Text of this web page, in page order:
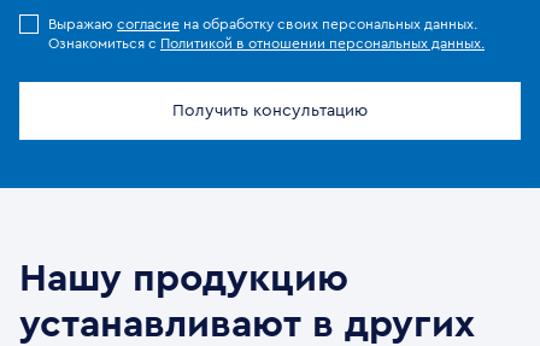
Выражаю согласие на обработку своих персональных данных.
Ознакомиться с Политикой в отношении персональных данных.
Получить консультацию
Нашу продукцию
устанавливают в других